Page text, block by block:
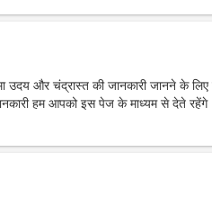
उदय और चंद्रास्त की जानकारी जानने के
हम आपको इस पेज के माध्यम से देते